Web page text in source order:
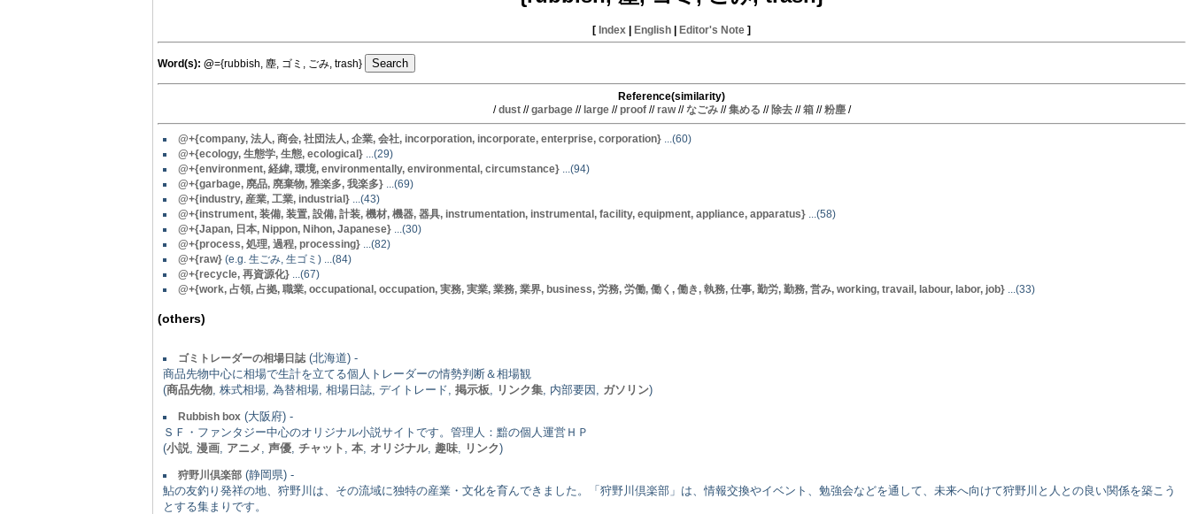
[ Index | English | Editor's Note ]
Word(s): @={rubbish, 塵, ゴミ, ごみ, trash}
Reference(similarity)
/dust//garbage//large//proof//raw//なごみ//集める // 除去//箱//粉塵/
@+{company, 法人, 商会, 社団法人, 企業, 会社, incorporation, incorporate, enterprise, corporation} ...(60)
@+{ecology, 生態学, 生態, ecological} ...(29)
@+{environment, 経緯, 環境, environmentally, environmental, circumstance} ...(94)
@+{garbage, 廃品, 廃棄物, 雅楽多, 我楽多} ...(69)
@+{industry, 産業, 工業, industrial} ...(43)
@+{instrument, 装備, 装置, 設備, 計装, 機材, 機器, 器具, instrumentation, instrumental, facility, equipment, appliance, apparatus} ...(58)
@+{Japan, 日本, Nippon, Nihon, Japanese} ...(30)
@+{process, 処理, 過程, processing} ...(82)
@+{raw} (e.g. 生ごみ, 生ゴミ) ...(84)
@+{recycle, 再資源化} ...(67)
@+{work, 占領, 占拠, 職業, occupational, occupation, 実務, 実業, 業務, 業界, business, 労務, 労働, 働く, 働き, 執務, 仕事, 勤労, 勤務, 営み, working, travail, labour, labor, job} ...(33)
(others)
ゴミトレーダーの相場日誌 (北海道) -
商品先物中心に相場で生計を立てる個人トレーダーの情勢判断＆相場観
(商品先物 , 株式相場, 為替相場, 相場日誌, デイトレード, 掲示板 リンク集 , 内部要因, ガソリン)
Rubbish box (大阪府) -
ＳＦ・ファンタジー中心のオリジナル小説サイトです。管理人：黯の個人運営ＨＰ
(小説 漫画 アニメ 声優 チャット 本 オリジナル, 趣味 リンク)
狩野川倶楽部 (静岡県) -
鮎の友釣り発祥の地、狩野川は、その流域に独特の産業・文化を育んできました。「狩野川倶楽部」は、情報交換やイベント、勉強会などを通して、未来へ向けて狩野川と人との良い関係を築こう
とする集まりです。